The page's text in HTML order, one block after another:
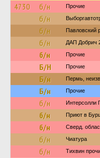
4730 б/н Прочие
б/н
б/н Павловский
б/н ДАП Добрич
б/н Прочие
Б/Н Прочие
Б/н Пермь,
Б/н Прочие
б/н Интерсолли
б/н Приют в
б/н Сверд.
б/н Чиатура
б/н Тихвин